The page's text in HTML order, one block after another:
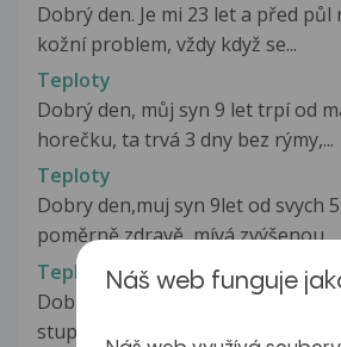
Dobrý den. Je mi 23 let a před půl
kožní problem, vždy když se...
Teploty
Dobrý den, můj syn 9 let trpí od
horečku, ta trvá 3 dny bez rýmy,...
Teploty
Dobry den,muj syn 9let od svych
poměrně zdravě, mívá zvýšenou...
Teploty
Dobrý den, už 14 dní mne trápí
stupňů, začalo to bolestí svalů...
Náš web funguje